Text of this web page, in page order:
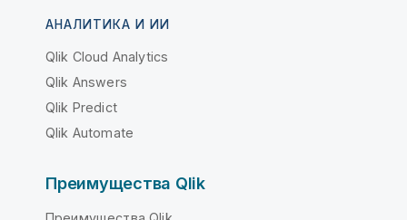
АНАЛИТИКА И ИИ
Qlik Cloud Analytics
Qlik Answers
Qlik Predict
Qlik Automate
Преимущества Qlik